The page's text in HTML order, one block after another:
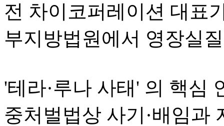
전 차이코퍼레이션 대표
부지방법원에서 영장실
'테라·루나 사태' 의 핵심
중처벌법상 사기·배임과